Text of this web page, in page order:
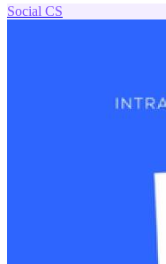
Social CS